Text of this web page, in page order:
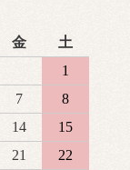
金
土
1
7
8
14
15
21
22